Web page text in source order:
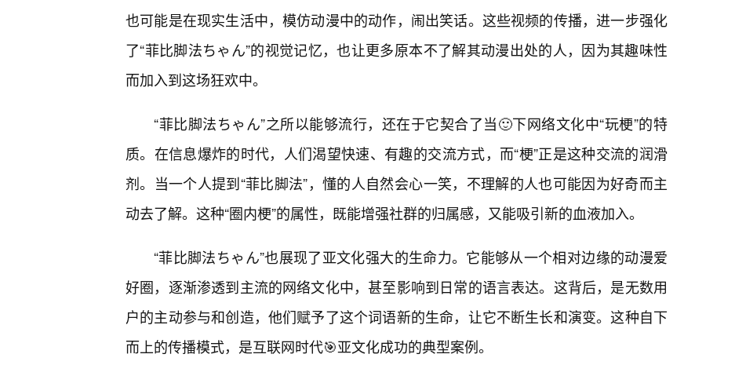
也可能是在现实生活中，模仿动漫中的动作，闹出笑话。这些视频的传播，进一步强化
了“菲比脚法ちゃん”的视觉记忆，也让更多原本不了解其动漫出处的人，因为其趣味性
而加入到这场狂欢中。
“菲比脚法ちゃん”之所以能够流行，还在于它契合了当🙂下网络文化中“玩梗”的特
质。在信息爆炸的时代，人们渴望快速、有趣的交流方式，而“梗”正是这种交流的润滑
剂。当一个人提到“菲比脚法”，懂的人自然会心一笑，不理解的人也可能因为好奇而主
动去了解。这种“圈内梗”的属性，既能增强社群的归属感，又能吸引新的血液加入。
“菲比脚法ちゃん”也展现了亚文化强大的生命力。它能够从一个相对边缘的动漫爱
好圈，逐渐渗透到主流的网络文化中，甚至影响到日常的语言表达。这背后，是无数用
户的主动参与和创造，他们赋予了这个词语新的生命，让它不断生长和演变。这种自下
而上的传播模式，是互联网时代🎯亚文化成功的典型案例。